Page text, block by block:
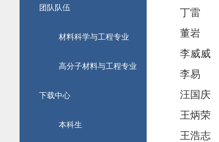
团队队伍
材料科学与工程专业
高分子材料与工程专业
下载中心
本科生
丁雷
董岩
李威
李易
汪国
王炳
王浩